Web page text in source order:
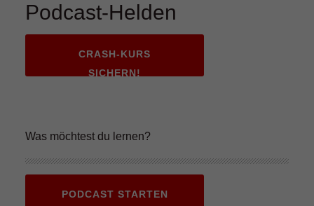
Podcast-Helden
CRASH-KURS
SICHERN!
Was möchtest du lernen?
PODCAST STARTEN